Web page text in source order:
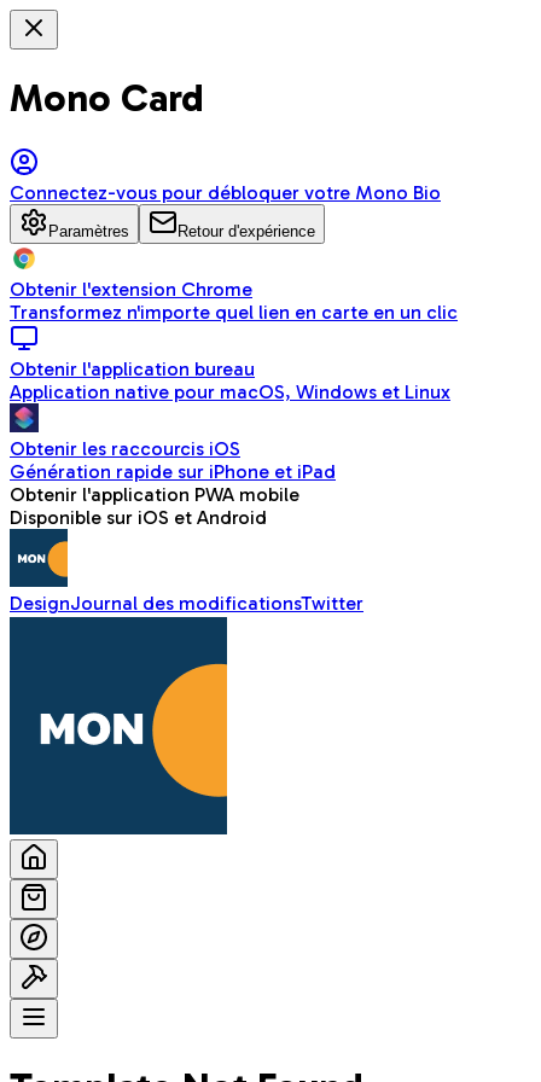
Mono Card
Connectez-vous pour débloquer votre Mono Bio
Paramètres Retour d'expérience
Obtenir l'extension Chrome
Transformez n'importe quel lien en carte en un clic
Obtenir l'application bureau
Application native pour macOS, Windows et Linux
Obtenir les raccourcis iOS
Génération rapide sur iPhone et iPad
Obtenir l'application PWA mobile
Disponible sur iOS et Android
DesignJournal des modificationsTwitter